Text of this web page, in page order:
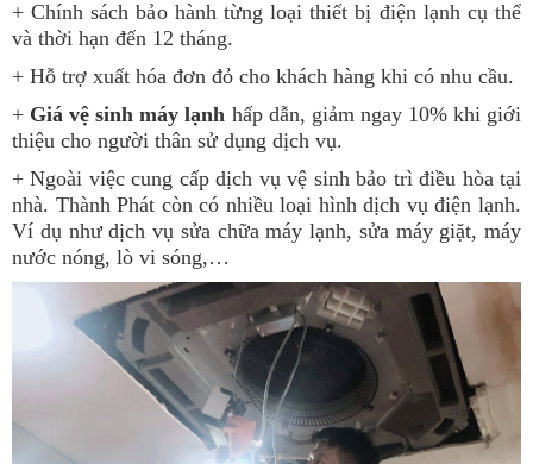
+ Chính sách bảo hành từng loại thiết bị điện lạnh cụ thể
và thời hạn đến 12 tháng.
+ Hỗ trợ xuất hóa đơn đỏ cho khách hàng khi có nhu cầu.
+ Giá vệ sinh máy lạnh hấp dẫn, giảm ngay 10% khi giới
thiệu cho người thân sử dụng dịch vụ.
+ Ngoài việc cung cấp dịch vụ vệ sinh bảo trì điều hòa tại
nhà. Thành Phát còn có nhiều loại hình dịch vụ điện lạnh.
Ví dụ như dịch vụ sửa chữa máy lạnh, sửa máy giặt, máy
nước nóng, lò vi sóng,…